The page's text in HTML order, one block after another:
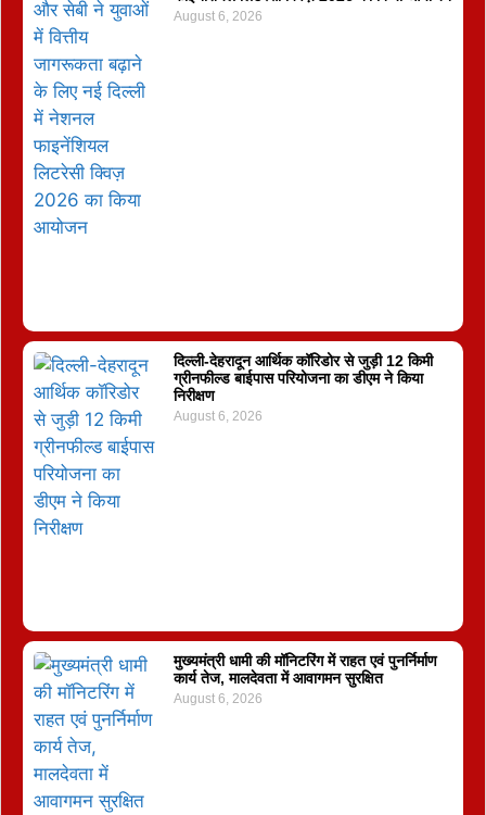
August 6, 2026
दिल्ली-देहरादून आर्थिक कॉरिडोर से जुड़ी 12 किमी
ग्रीनफील्ड बाईपास परियोजना का डीएम ने किया
निरीक्षण
August 6, 2026
मुख्यमंत्री धामी की मॉनिटरिंग में राहत एवं पुनर्निर्माण
कार्य तेज, मालदेवता में आवागमन सुरक्षित
August 6, 2026